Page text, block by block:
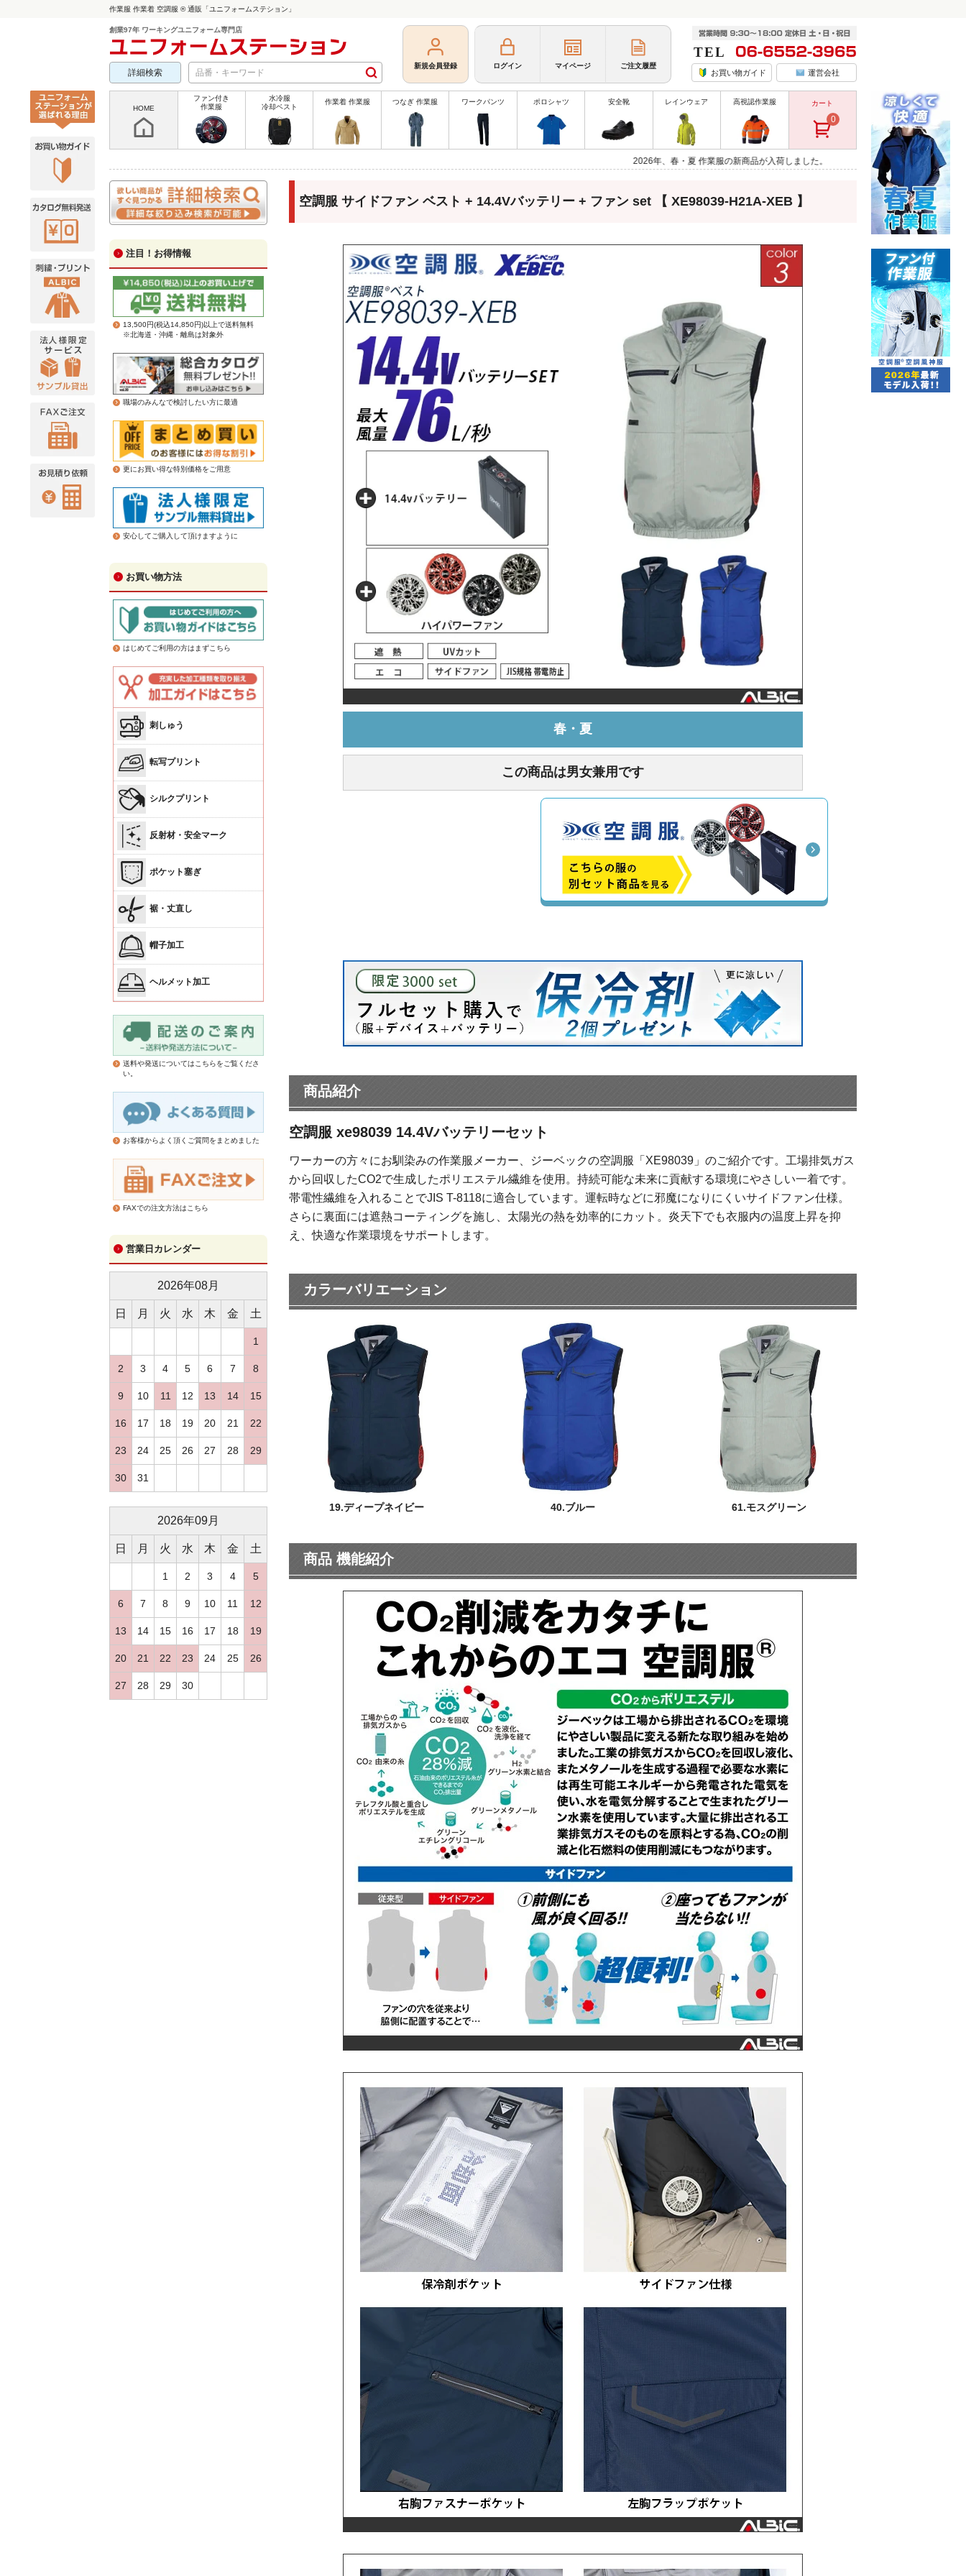
作業服 作業着 空調服 ® 通販「ユニフォームステション」
創業97年 ワーキングユニフォーム専門店
詳細検索
新規会員登録 ログイン マイページ ご注文履歴
お買い物ガイド 運営会社
HOME
ファン付き
作業服
水冷服
冷却ベスト
作業着 作業服 つなぎ 作業服 ワークパンツ ポロシャツ 安全靴 レインウェア 高視認作業服 カート
0
2026年、春・夏 作業服の新商品が入荷しました。
注目！お得情報
13,500円(税込14,850円)以上で送料無料
※北海道・沖縄・離島は対象外
職場のみんなで検討したい方に最適
更にお買い得な特別価格をご用意
安心してご購入して頂けますように
お買い物方法
はじめてご利用の方はまずこちら
刺しゅう
転写プリント
シルクプリント
反射材・安全マーク
ポケット塞ぎ
裾・丈直し
帽子加工
ヘルメット加工
送料や発送についてはこちらをご覧くださ
い。
お客様からよく頂くご質問をまとめました
FAXでの注文方法はこちら
営業日カレンダー
2026年08月
日 月 火 水 木 金 土
1
2 3 4 5 6 7 8
9 10 11 12 13 14 15
16 17 18 19 20 21 22
23 24 25 26 27 28 29
30 31
2026年09月
日 月 火 水 木 金 土
1 2 3 4 5
6 7 8 9 10 11 12
13 14 15 16 17 18 19
20 21 22 23 24 25 26
27 28 29 30
空調服 サイドファン ベスト + 14.4Vバッテリー + ファン set 【 XE98039-H21A-XEB 】
春・夏
この商品は男女兼用です
商品紹介
空調服 xe98039 14.4Vバッテリーセット
ワーカーの方々にお馴染みの作業服メーカー、ジーベックの空調服「XE98039」のご紹介です。工場排気ガス
から回収したCO2で生成したポリエステル繊維を使用。持続可能な未来に貢献する環境にやさしい一着です。
帯電性繊維を入れることでJIS T-8118に適合しています。運転時などに邪魔になりにくいサイドファン仕様。
さらに裏面には遮熱コーティングを施し、太陽光の熱を効率的にカット。炎天下でも衣服内の温度上昇を抑
え、快適な作業環境をサポートします。
カラーバリエーション
19.ディープネイビー 40.ブルー 61.モスグリーン
商品 機能紹介